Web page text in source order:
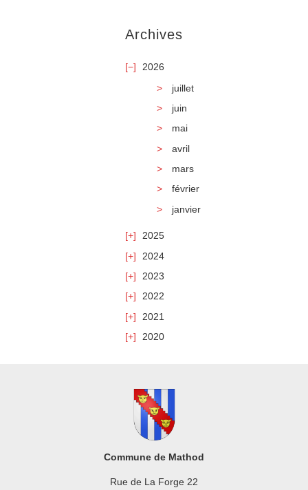
Archives
2026
juillet
juin
mai
avril
mars
février
janvier
2025
2024
2023
2022
2021
2020
Commune de Mathod
Rue de La Forge 22